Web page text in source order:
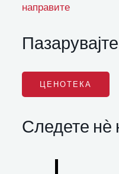
направите
ЦЕНОТЕКА
Следете нѐ